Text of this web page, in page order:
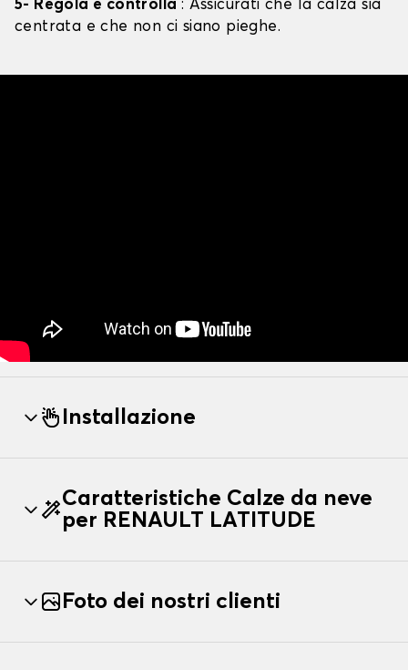
5- Regola e controlla : Assicurati che la calza sia
centrata e che non ci siano pieghe.
Installazione
Caratteristiche Calze da neve
per RENAULT LATITUDE
Foto dei nostri clienti